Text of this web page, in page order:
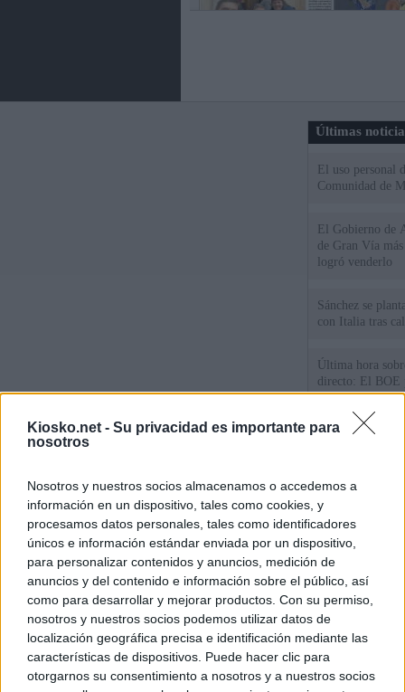
Kiosko.net - Su privacidad es importante para
nosotros
Nosotros y nuestros socios almacenamos o accedemos a
información en un dispositivo, tales como cookies, y
procesamos datos personales, tales como identificadores
únicos e información estándar enviada por un dispositivo,
para personalizar contenidos y anuncios, medición de
anuncios y del contenido e información sobre el público, así
como para desarrollar y mejorar productos. Con su permiso,
nosotros y nuestros socios podemos utilizar datos de
localización geográfica precisa e identificación mediante las
características de dispositivos. Puede hacer clic para
otorgarnos su consentimiento a nosotros y a nuestros socios
Últimas
El uso personal
Comunidad de
El Gobierno de
de Gran Vía
logró venderlo
Sánchez se
con Italia tras
Última hora
directo: El BOE
controles a
tacha de
Sánchez
© Kiosko.net Aviso Legal Privacidad y Cookies